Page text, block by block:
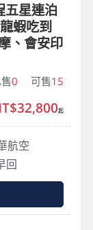
五星連泊
蝦吃到
、會安印
0 可售15
航空
回
起